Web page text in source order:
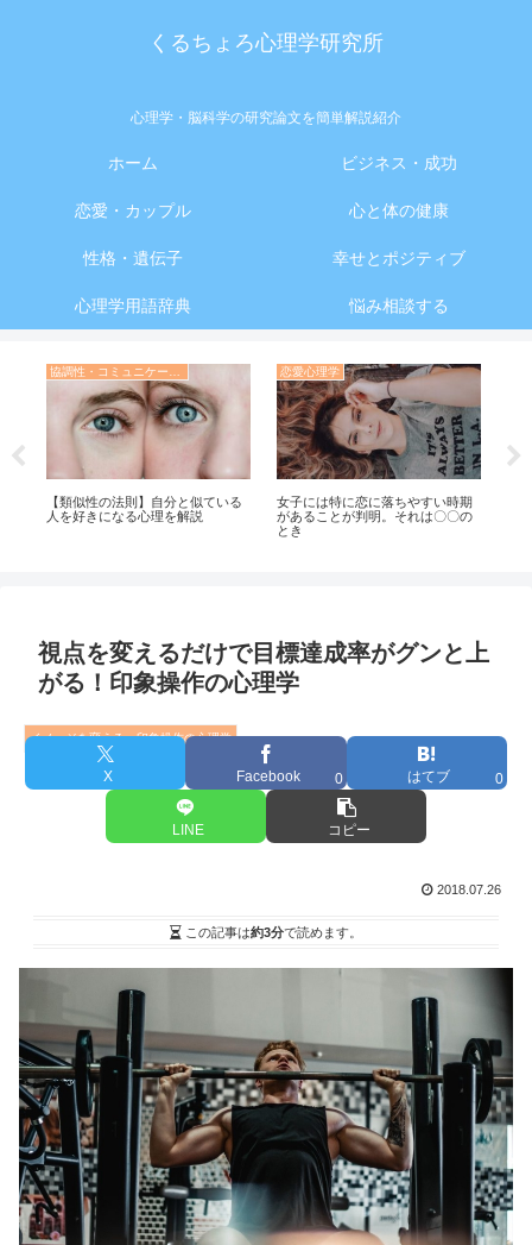
くるちょろ心理学研究所
心理学・脳科学の研究論文を簡単解説紹介
ホーム ビジネス・成功
恋愛・カップル 心と体の健康
性格・遺伝子 幸せとポジティブ
心理学用語辞典 悩み相談する
【類似性の法則】自分と似ている
人を好きになる心理を解説
恋愛心理学
女子には特に恋に落ちやすい時期
があることが判明。それは〇〇の
とき
視点を変えるだけで目標達成率がグンと上
がる！印象操作の心理学
イメージを変える・印象操作の心理学
X Facebook 0 はてブ 0
LINE コピー
2018.07.26
この記事は約3分で読めます。